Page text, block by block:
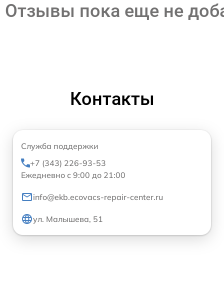
Отзывы пока еще не
Контакты
Служба поддержки
+7 (343) 226-93-53
Ежедневно с 9:00 до 21:00
info@ekb.ecovacs-repair-center.ru
ул. Малышева, 51